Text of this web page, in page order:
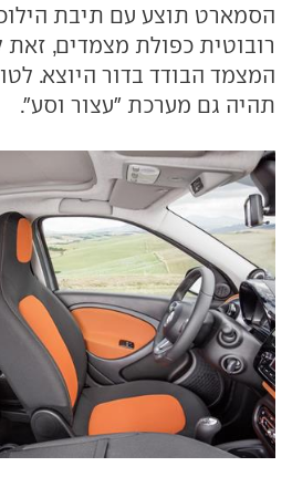
הסמארט תוצע עם תיבת
רובוטית כפולת מצמדים,
המצמד הבודד בדור היוצא.
תהיה גם מערכת "עצור וסע".